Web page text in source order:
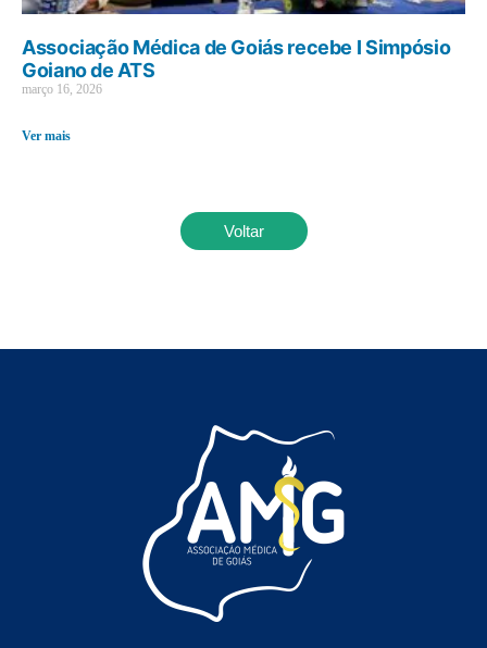
Associação Médica de Goiás recebe I Simpósio
Goiano de ATS
março 16, 2026
Ver mais
Voltar